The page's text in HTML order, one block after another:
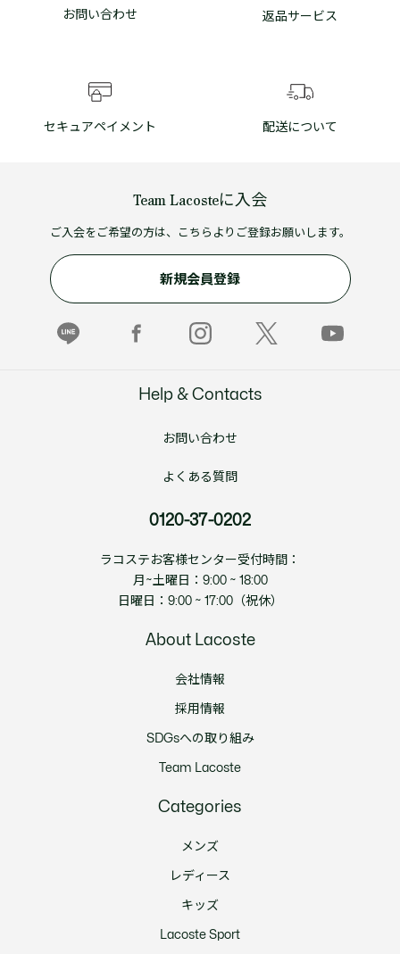
お問い合わせ 返品サービス
セキュアペイメント 配送について
Team Lacosteに入会
ご入会をご希望の方は、こちらよりご登録お願いします。
新規会員登録
Help & Contacts
お問い合わせ
よくある質問
0120-37-0202
ラコステお客様センター受付時間：
月~土曜日：9:00 ~ 18:00
日曜日：9:00 ~ 17:00（祝休）
About Lacoste
会社情報
採用情報
SDGsへの取り組み
Team Lacoste
Categories
メンズ
レディース
キッズ
Lacoste Sport